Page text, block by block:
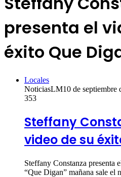
presenta el
éxito Que
Locales
NoticiasLM10 de septiembre
353
Steffany
video de su
Steffany Constanza presenta
“Que Digan” mañana sale